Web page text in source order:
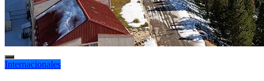
Internacionales